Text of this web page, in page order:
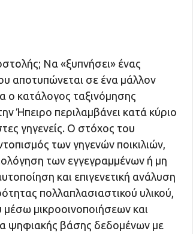
Να «ξυπνήσει» ένας
αποτυπώνεται σε ένα μάλλον
ο κατάλογος ταξινόμησης
Ήπειρο περιλαμβάνει κατά κύριο
γηγενείς. Ο στόχος του
των γηγενών ποικιλιών,
των εγγεγραμμένων ή μη
και επιγενετική ανάλυση
πολλαπλασιαστικού υλικού,
μέσω μικροοινοποιήσεων και
ψηφιακής βάσης δεδομένων με